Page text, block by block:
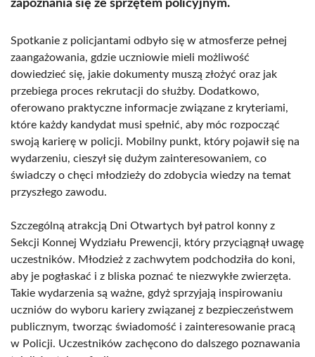
zapoznania się ze sprzętem policyjnym.
Spotkanie z policjantami odbyło się w atmosferze pełnej
zaangażowania, gdzie uczniowie mieli możliwość
dowiedzieć się, jakie dokumenty muszą złożyć oraz jak
przebiega proces rekrutacji do służby. Dodatkowo,
oferowano praktyczne informacje związane z kryteriami,
które każdy kandydat musi spełnić, aby móc rozpocząć
swoją karierę w policji. Mobilny punkt, który pojawił się na
wydarzeniu, cieszył się dużym zainteresowaniem, co
świadczy o chęci młodzieży do zdobycia wiedzy na temat
przyszłego zawodu.
Szczególną atrakcją Dni Otwartych był patrol konny z
Sekcji Konnej Wydziału Prewencji, który przyciągnął uwagę
uczestników. Młodzież z zachwytem podchodziła do koni,
aby je pogłaskać i z bliska poznać te niezwykłe zwierzęta.
Takie wydarzenia są ważne, gdyż sprzyjają inspirowaniu
uczniów do wyboru kariery związanej z bezpieczeństwem
publicznym, tworząc świadomość i zainteresowanie pracą
w Policji. Uczestników zachęcono do dalszego poznawania